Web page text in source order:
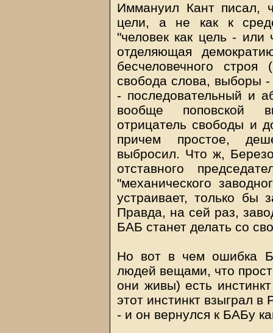
Иммануил Кант писал,
цели, а не как к
"человек как цель - или
отделяющая
бесчеловечного
свобода слова, выборы
- последовательный и
вообще поповской
отрицатель свободы и
причем простое,
выбросил. Что ж,
отставного
"механического
устраивает, только бы
Правда, на сей раз,
БАБ станет делать со
Но вот в чем ошибка
людей вещами, что
они живы) есть
этот инстинкт взыграл
- и он вернулся к БАБу